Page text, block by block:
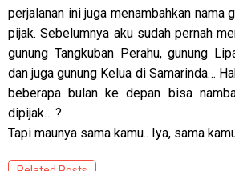
perjalanan ini juga menambahkan nama
pijak. Sebelumnya aku sudah pernah
gunung Tangkuban Perahu, gunung
dan juga gunung Kelua di Samarinda…
beberapa bulan ke depan bisa
dipijak… ?
Tapi maunya sama kamu.. Iya, sama